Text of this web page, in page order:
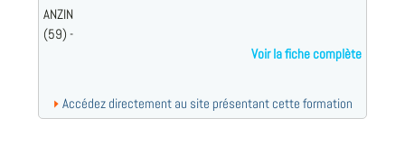
ANZIN
(59) -
Voir la fiche complète
Accédez directement au site présentant cette formation